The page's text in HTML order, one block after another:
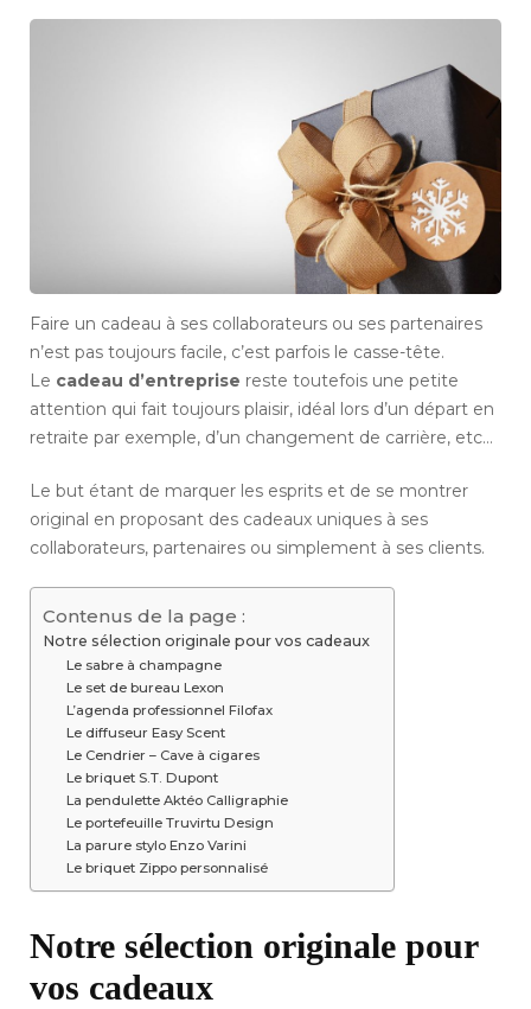
Faire un cadeau à ses collaborateurs ou ses partenaires
n’est pas toujours facile, c’est parfois le casse-tête.
Le cadeau d’entreprise reste toutefois une petite
attention qui fait toujours plaisir, idéal lors d’un départ en
retraite par exemple, d’un changement de carrière, etc…
Le but étant de marquer les esprits et de se montrer
original en proposant des cadeaux uniques à ses
collaborateurs, partenaires ou simplement à ses clients.
Contenus de la page :
Notre sélection originale pour vos cadeaux
Le sabre à champagne
Le set de bureau Lexon
L’agenda professionnel Filofax
Le diffuseur Easy Scent
Le Cendrier – Cave à cigares
Le briquet S.T. Dupont
La pendulette Aktéo Calligraphie
Le portefeuille Truvirtu Design
La parure stylo Enzo Varini
Le briquet Zippo personnalisé
Notre sélection originale pour
vos cadeaux